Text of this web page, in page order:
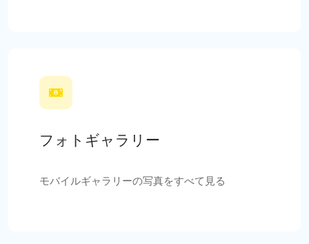
フォトギャラリー
モバイルギャラリーの写真をすべて見る